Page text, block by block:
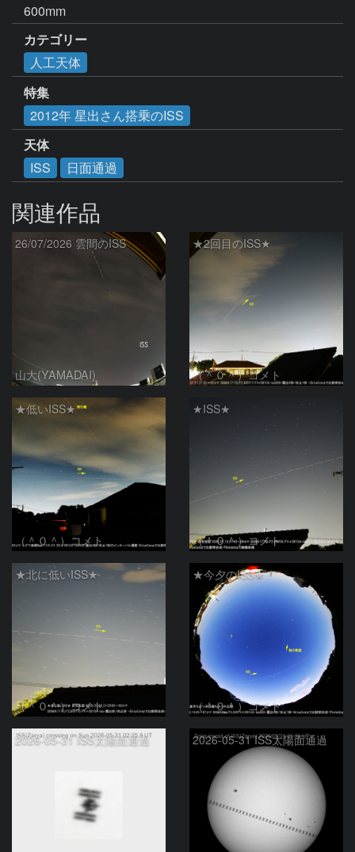
600mm
カテゴリー
人工天体
特集
2012年 星出さん搭乗のISS
天体
ISS
日面通過
関連作品
26/07/2026 雲間のISS
山大(YAMADAI)
★2回目のISS★
（＾０＾）コメト
★低いISS★
（＾０＾）コメト
★ISS★
（＾０＾）コメト
★北に低いISS★
（＾０＾）コメト
★今夕のISS★
（＾０＾）コメト
2026-05-31 ISS太陽面通過 2026-05-31 ISS太陽面通過